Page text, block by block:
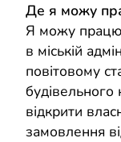
Де я можу
Я можу
в міській
повітовому
відкрити
замовлення